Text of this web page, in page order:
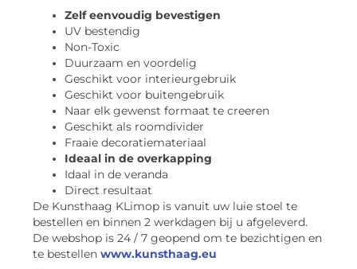
Zelf eenvoudig bevestigen
UV bestendig
Non-Toxic
Duurzaam en voordelig
Geschikt voor interieurgebruik
Geschikt voor buitengebruik
Naar elk gewenst formaat te creeren
Geschikt als roomdivider
Fraaie decoratiemateriaal
Ideaal in de overkapping
Idaal in de veranda
Direct resultaat
De Kunsthaag KLimop is vanuit uw luie stoel te
bestellen en binnen 2 werkdagen bij u afgeleverd.
De webshop is 24 / 7 geopend om te bezichtigen en
te bestellen www.kunsthaag.eu